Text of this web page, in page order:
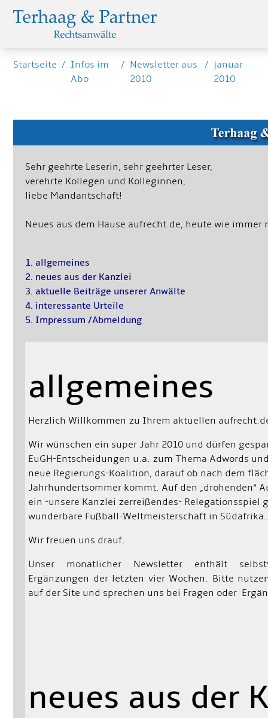
Startseite / Infos im
Abo
/ Newsletter aus
2010
/ januar
2010
Sehr geehrte Leserin, sehr geehrter Leser,
verehrte Kollegen und Kolleginnen,
liebe Mandantschaft!
Neues aus dem Hause aufrecht.de, heute wie immer
1. allgemeines
2. neues aus der Kanzlei
3. aktuelle Beiträge unserer Anwälte
4. interessante Urteile
5. Impressum /Abmeldung
allgemeines
Herzlich Willkommen zu Ihrem aktuellen
Wir wünschen ein super Jahr 2010 und dürfen
EuGH-Entscheidungen u.a. zum Thema Adwords
neue Regierungs-Koalition, darauf ob nach dem
Jahrhundertsommer kommt. Auf den „drohenden“
ein -unsere Kanzlei zerreißendes- Relegationsspiel
wunderbare Fußball-Weltmeisterschaft in
Wir freuen uns drauf.
Unser monatlicher Newsletter enthält
Ergänzungen der letzten vier Wochen. Bitte
auf der Site und sprechen uns bei Fragen oder
neues aus der